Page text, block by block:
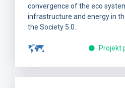
convergence of the eco
infrastructure and energy in
the Society 5.0.
Projekt